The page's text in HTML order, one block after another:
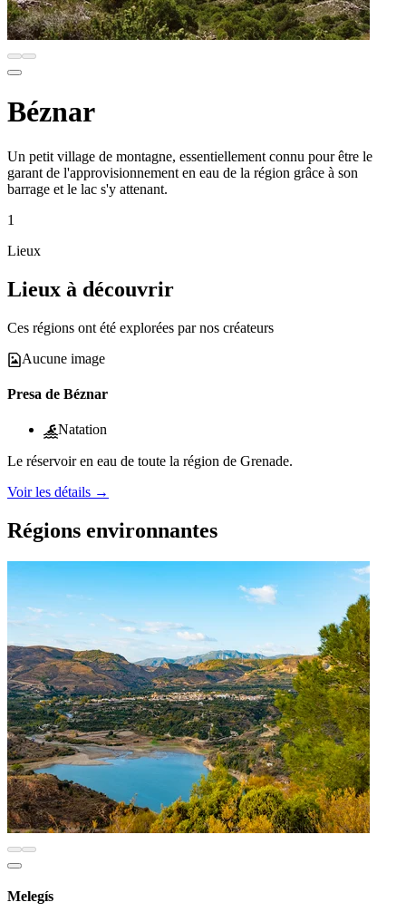
Béznar
Un petit village de montagne, essentiellement connu pour être le
garant de l'approvisionnement en eau de la région grâce à son
barrage et le lac s'y attenant.
1
Lieux
Lieux à découvrir
Ces régions ont été explorées par nos créateurs
Aucune image
Presa de Béznar
Natation
Le réservoir en eau de toute la région de Grenade.
Voir les détails →
Régions environnantes
Melegís